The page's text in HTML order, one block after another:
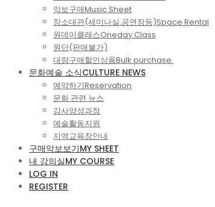
악보구매Music Sheet
장소대관(세미나실,공연장등)Space Rental
원데이클래스Oneday Class
원단(판매불가)
대량구매할인상품Bulk purchase.
문화예술 소식CULTURE NEWS
예약하기Reservation
문화 관련 뉴스
강사양성과정
예술활동지원
지역교육장안내
구매악보보기MY SHEET
내 강의실MY COURSE
LOG IN
REGISTER